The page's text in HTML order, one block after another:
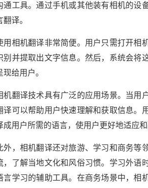
通工具。通过手机或其他装有相机的设
翻译。
用相机翻译非常简便。用户只需打开相
别并提取出文字信息。然后，系统会将
现给用户。
机翻译技术具有广泛的应用场景。当用
译可以帮助用户快速理解和获取信息。
成用户所需的语言，使用户更好地适应和
外，相机翻译还对旅游、学习和商务等
，了解当地文化和风俗习惯。学习外语
言学习的辅助工具。在商务场景中，相